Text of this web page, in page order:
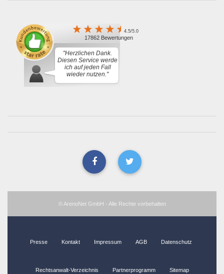
4.5/5.0
17862 Bewertungen
"Herzlichen Dank.
Diesen Service werde
ich auf jeden Fall
wieder nutzen."
© ArenoNet GmbH - Alle Rechte vorbehalten
Presse Kontakt Impressum AGB Datenschutz
Rechtsanwalt-Verzeichnis Partnerprogramm Sitemap